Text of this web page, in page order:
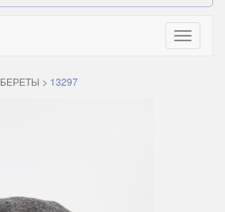
Toggle
БЕРЕТЫ > 13297